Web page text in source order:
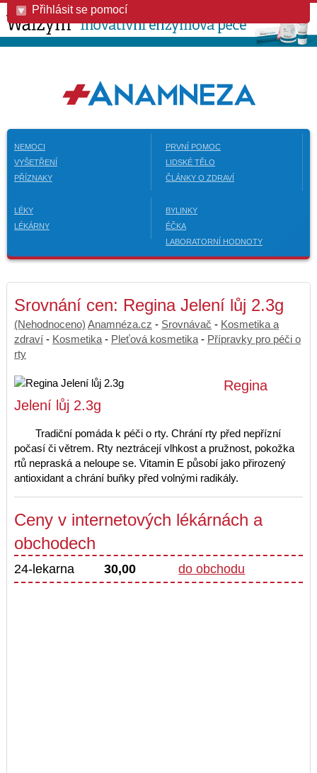
Přihlásit se pomocí
NEMOCI
VYŠETŘENÍ
PŘÍZNAKY
PRVNÍ POMOC
LIDSKÉ TĚLO
ČLÁNKY O ZDRAVÍ
LÉKY
LÉKÁRNY
BYLINKY
ÉČKA
LABORATORNÍ HODNOTY
Srovnání cen: Regina Jelení lůj 2.3g
(Nehodnoceno) Anamnéza.cz - Srovnávač - Kosmetika a
zdraví - Kosmetika - Pleťová kosmetika - Přípravky pro péči o
rty
Regina
Jelení lůj 2.3g
Tradiční pomáda k péči o rty. Chrání rty před nepřízní
počasí či větrem. Rty neztrácejí vlhkost a pružnost, pokožka
rtů nepraská a neloupe se. Vitamin E působí jako přirozený
antioxidant a chrání buňky před volnými radikály.
Ceny v internetových lékárnách a
obchodech
24-lekarna 30,00 do obchodu